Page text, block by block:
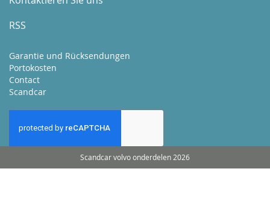
RSS
Garantie und Rücksendungen
Portokosten
Contact
Scandcar
Scandcar volvo onderdelen 2026